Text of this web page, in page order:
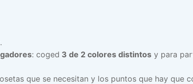
: coged 3 de 2 colores distintos y para
que se necesitan y los puntos que hay que